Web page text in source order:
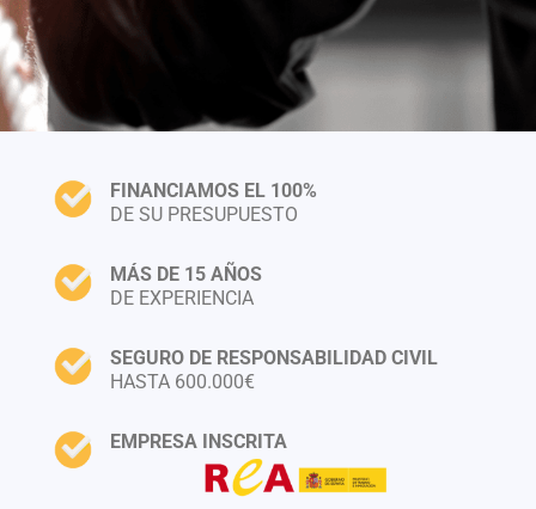
FINANCIAMOS EL 100%
DE SU PRESUPUESTO
MÁS DE 15 AÑOS
DE EXPERIENCIA
SEGURO DE RESPONSABILIDAD CIVIL
HASTA 600.000€
EMPRESA INSCRITA